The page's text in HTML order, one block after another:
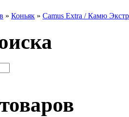
» Коньяк » Camus Extra / Камю